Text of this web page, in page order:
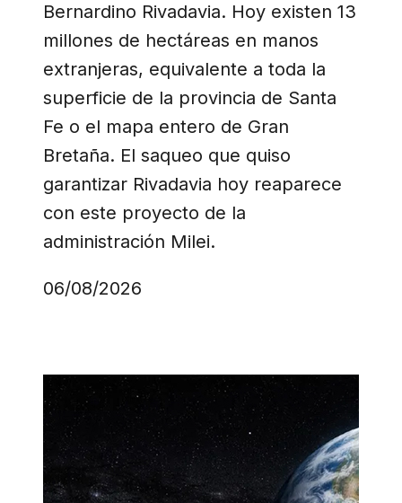
Bernardino Rivadavia. Hoy existen 13
millones de hectáreas en manos
extranjeras, equivalente a toda la
superficie de la provincia de Santa
Fe o el mapa entero de Gran
Bretaña. El saqueo que quiso
garantizar Rivadavia hoy reaparece
con este proyecto de la
administración Milei.
06/08/2026